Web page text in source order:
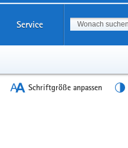
Service
Schriftgröße anpassen